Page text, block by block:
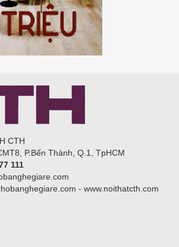
CTH
P.Bến Thành, Q.1, TpHCM
111
- www.noithatcth.com